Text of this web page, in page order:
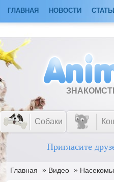
ГЛАВНАЯ НОВОСТИ
Собаки
Пригласите
Главная » Видео »